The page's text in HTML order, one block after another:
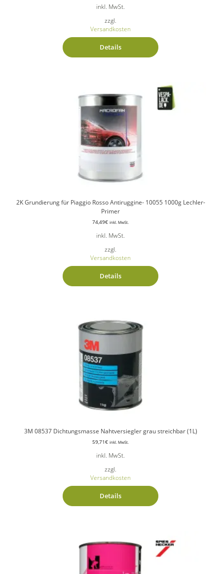
inkl. MwSt.
zzgl.
Versandkosten
Details
2K Grundierung für Piaggio Rosso Antiruggine- 10055 1000g Lechler-
Primer
74,49€ inkl. MwSt.
inkl. MwSt.
zzgl.
Versandkosten
Details
3M 08537 Dichtungsmasse Nahtversiegler grau streichbar (1L)
59,71€ inkl. MwSt.
inkl. MwSt.
zzgl.
Versandkosten
Details